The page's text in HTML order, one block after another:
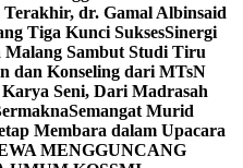
dr. Gamal Albinsaid
Tiga Kunci SuksesSinergi
Sambut Studi Tiru
dan Konseling dari MTsN
Seni, Dari Madrasah
Semangat Murid
Membara dalam Upacara
MENGGUNCANG